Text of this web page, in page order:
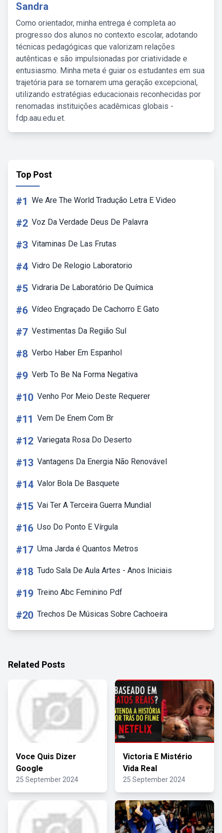
Sandra
Como orientador, minha entrega é completa ao
progresso dos alunos no contexto escolar, adotando
técnicas pedagógicas que valorizam relações
autênticas e são impulsionadas por criatividade e
entusiasmo. Minha meta é guiar os estudantes em sua
trajetória para se tornarem uma geração excepcional,
utilizando estratégias educacionais reconhecidas por
renomadas instituições acadêmicas globais -
fdp.aau.edu.et.
Top Post
#1 We Are The World Tradução Letra E Video
#2 Voz Da Verdade Deus De Palavra
#3 Vitaminas De Las Frutas
#4 Vidro De Relogio Laboratorio
#5 Vidraria De Laboratório De Química
#6 Vídeo Engraçado De Cachorro E Gato
#7 Vestimentas Da Região Sul
#8 Verbo Haber Em Espanhol
#9 Verb To Be Na Forma Negativa
#10 Venho Por Meio Deste Requerer
#11 Vem De Enem Com Br
#12 Variegata Rosa Do Deserto
#13 Vantagens Da Energia Não Renovável
#14 Valor Bola De Basquete
#15 Vai Ter A Terceira Guerra Mundial
#16 Uso Do Ponto E Vírgula
#17 Uma Jarda é Quantos Metros
#18 Tudo Sala De Aula Artes - Anos Iniciais
#19 Treino Abc Feminino Pdf
#20 Trechos De Músicas Sobre Cachoeira
Related Posts
Voce Quis Dizer
Google
25 September 2024
Victoria E Mistério
Vida Real
25 September 2024